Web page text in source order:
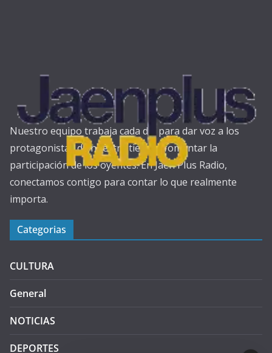
Nuestro equipo trabaja cada día para dar voz a los
protagonistas de nuestra tierra y fomentar la
participación de los oyentes. En Jaén Plus Radio,
conectamos contigo para contar lo que realmente
importa.
Categorias
CULTURA
General
NOTICIAS
DEPORTES